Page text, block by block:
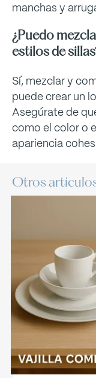
manchas y
¿Puedo
estilos de
Sí, mezclar y
puede crear un
Asegúrate de
como el color o
apariencia
Otros